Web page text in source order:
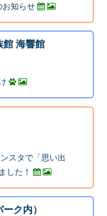
お知らせ
館 海響館
スタで「思い出
した！
ク内）